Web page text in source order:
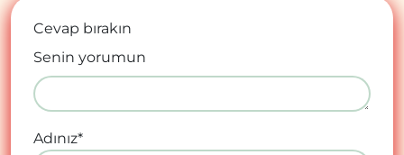
Cevap bırakın
Senin yorumun
Adınız*